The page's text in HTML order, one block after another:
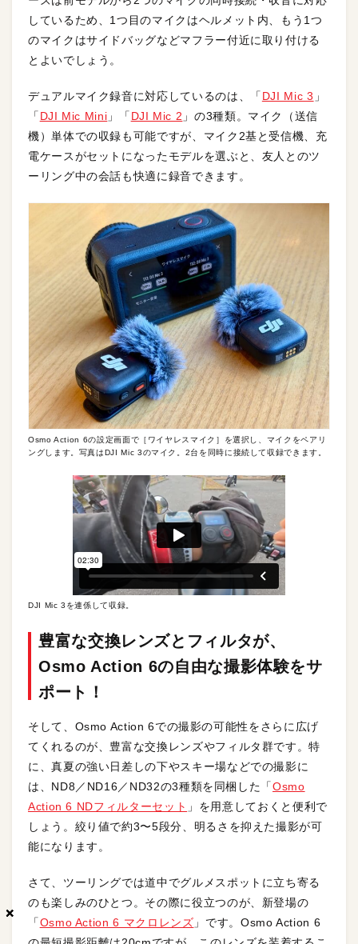
×
×
×
しているため、1つ目のマイクはヘルメット内、もう1つ
のマイクはサイドバッグなどマフラー付近に取り付ける
とよいでしょう。
デュアルマイク録音に対応しているのは、「 DJI Mic 3 」
「 DJI Mic Mini 」「 DJI Mic 2 」の3種類。マイク（送信
機）単体での収録も可能ですが、マイク2基と受信機、充
電ケースがセットになったモデルを選ぶと、友人とのツ
ーリング中の会話も快適に録音できます。
Osmo Action 6の設定画面で［ワイヤレスマイク］を選択し、マイクをペアリ
ングします。写真はDJI Mic 3のマイク。2台を同時に接続して収録できます。
DJI Mic 3を連係して収録。
豊富な交換レンズとフィルタが、
Osmo Action 6の自由な撮影体験をサ
ポート！
そして、Osmo Action 6での撮影の可能性をさらに広げ
てくれるのが、豊富な交換レンズやフィルタ群です。特
に、真夏の強い日差しの下やスキー場などでの撮影に
は、ND8／ND16／ND32の3種類を同梱した「Osmo
Action 6 NDフィルターセット 」を用意しておくと便利で
しょう。絞り値で約3〜5段分、明るさを抑えた撮影が可
能になります。
さて、ツーリングでは道中でグルメスポットに立ち寄る
のも楽しみのひとつ。その際に役立つのが、新登場の
「Osmo Action 6 マクロレンズ 」です。Osmo Action 6